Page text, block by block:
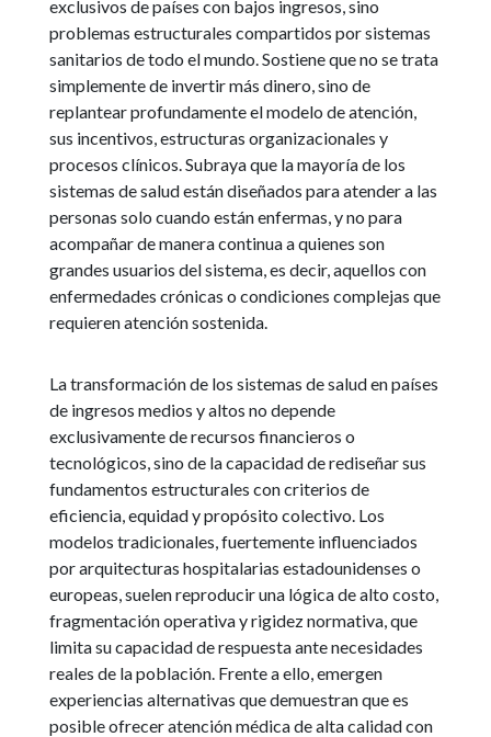
exclusivos de países con bajos ingresos, sino
problemas estructurales compartidos por sistemas
sanitarios de todo el mundo. Sostiene que no se trata
simplemente de invertir más dinero, sino de
replantear profundamente el modelo de atención,
sus incentivos, estructuras organizacionales y
procesos clínicos. Subraya que la mayoría de los
sistemas de salud están diseñados para atender a las
personas solo cuando están enfermas, y no para
acompañar de manera continua a quienes son
grandes usuarios del sistema, es decir, aquellos con
enfermedades crónicas o condiciones complejas que
requieren atención sostenida.
La transformación de los sistemas de salud en países
de ingresos medios y altos no depende
exclusivamente de recursos financieros o
tecnológicos, sino de la capacidad de rediseñar sus
fundamentos estructurales con criterios de
eficiencia, equidad y propósito colectivo. Los
modelos tradicionales, fuertemente influenciados
por arquitecturas hospitalarias estadounidenses o
europeas, suelen reproducir una lógica de alto costo,
fragmentación operativa y rigidez normativa, que
limita su capacidad de respuesta ante necesidades
reales de la población. Frente a ello, emergen
experiencias alternativas que demuestran que es
posible ofrecer atención médica de alta calidad con